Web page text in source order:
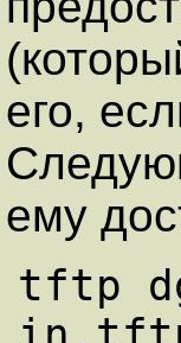
его,
ему
tftp